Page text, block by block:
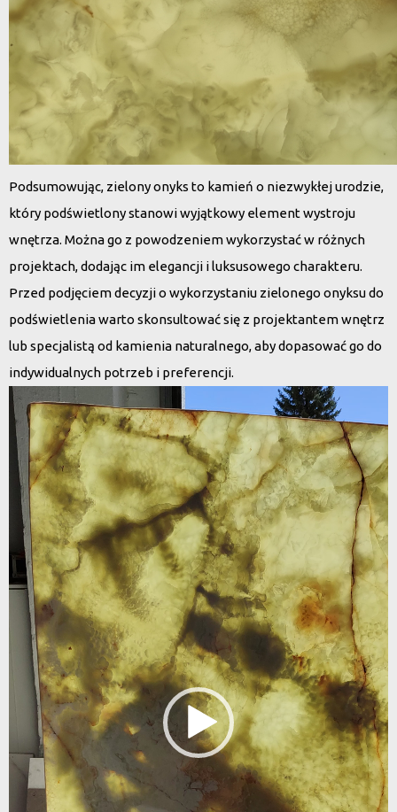
Podsumowując, zielony onyks to kamień o niezwykłej urodzie,
który podświetlony stanowi wyjątkowy element wystroju
wnętrza. Można go z powodzeniem wykorzystać w różnych
projektach, dodając im elegancji i luksusowego charakteru.
Przed podjęciem decyzji o wykorzystaniu zielonego onyksu do
podświetlenia warto skonsultować się z projektantem wnętrz
lub specjalistą od kamienia naturalnego, aby dopasować go do
indywidualnych potrzeb i preferencji.
Odtwarzacz
video